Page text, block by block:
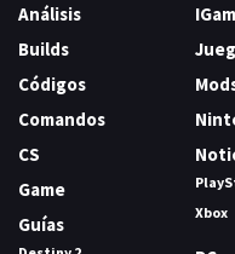
Análisis
Builds
Códigos
Comandos
CS
Game
Guías
Xbox